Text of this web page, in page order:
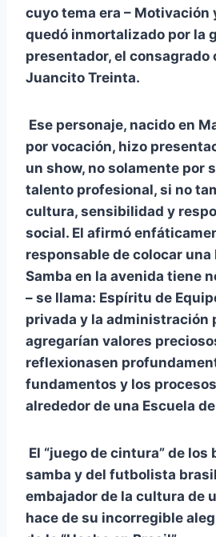
cuyo tema era – Motivación
quedó inmortalizado por la
presentador, el consagrado
Juancito Treinta.
Ese personaje, nacido en
por vocación, hizo
un show, no solamente por
talento profesional, si no
cultura, sensibilidad y
social. El afirmó
responsable de colocar una
Samba en la avenida tiene
– se llama: Espíritu de
privada y la administración
agregarían valores
reflexionasen
fundamentos y los
alrededor de una Escuela
El “juego de cintura” de los
samba y del futbolista
embajador de la cultura de
hace de su incorregible